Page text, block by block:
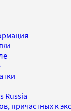
Russia
причастных к